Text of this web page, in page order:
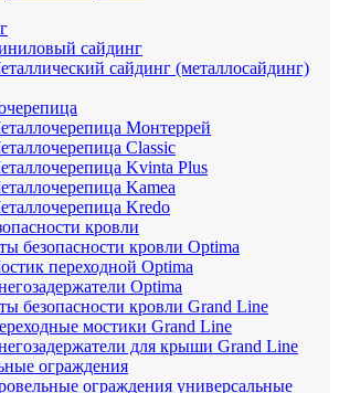
сайдинг
сайдинг (металлосайдинг)
Монтеррей
Classic
Kvinta Plus
Kamea
Kredo
кровли
безопасности кровли Optima
переходной Optima
Optima
безопасности кровли Grand Line
мостики Grand Line
для крыши Grand Line
ограждения
ограждения универсальные